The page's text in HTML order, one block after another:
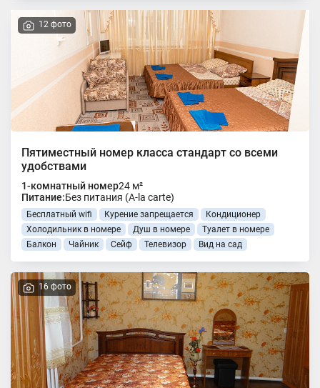
12 фото
Пятиместный номер класса стандарт со всеми
удобствами
1-комнатный номер24 м²
Питание:Без питания (A-la carte)
Бесплатный wifi Курение запрещается
Кондиционер
Холодильник в номере
Душ в номере
Туалет в номере
Балкон
Чайник Сейф Телевизор Вид на сад
16 фото